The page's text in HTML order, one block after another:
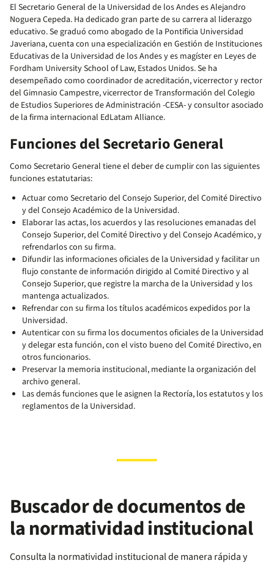
El Secretario General de la Universidad de los Andes es Alejandro
Noguera Cepeda. Ha dedicado gran parte de su carrera al liderazgo
educativo. Se graduó como abogado de la Pontificia Universidad
Javeriana, cuenta con una especialización en Gestión de Instituciones
Educativas de la Universidad de los Andes y es magíster en Leyes de
Fordham University School of Law, Estados Unidos. Se ha
desempeñado como coordinador de acreditación, vicerrector y rector
del Gimnasio Campestre, vicerrector de Transformación del Colegio
de Estudios Superiores de Administración -CESA- y consultor asociado
de la firma internacional EdLatam Alliance.
Funciones del Secretario General
Como Secretario General tiene el deber de cumplir con las siguientes
funciones estatutarias:
Actuar como Secretario del Consejo Superior, del Comité Directivo
y del Consejo Académico de la Universidad.
Elaborar las actas, los acuerdos y las resoluciones emanadas del
Consejo Superior, del Comité Directivo y del Consejo Académico, y
refrendarlos con su firma.
Difundir las informaciones oficiales de la Universidad y facilitar un
flujo constante de información dirigido al Comité Directivo y al
Consejo Superior, que registre la marcha de la Universidad y los
mantenga actualizados.
Refrendar con su firma los títulos académicos expedidos por la
Universidad.
Autenticar con su firma los documentos oficiales de la Universidad
y delegar esta función, con el visto bueno del Comité Directivo, en
otros funcionarios.
Preservar la memoria institucional, mediante la organización del
archivo general.
Las demás funciones que le asignen la Rectoría, los estatutos y los
reglamentos de la Universidad.
Buscador de documentos de
la normatividad institucional
Consulta la normatividad institucional de manera rápida y